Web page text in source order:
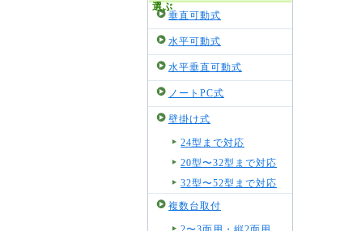
選ぶ
垂直可動式
水平可動式
水平垂直可動式
ノートPC式
壁掛け式
24型まで対応
20型〜32型まで対応
32型〜52型まで対応
複数台取付